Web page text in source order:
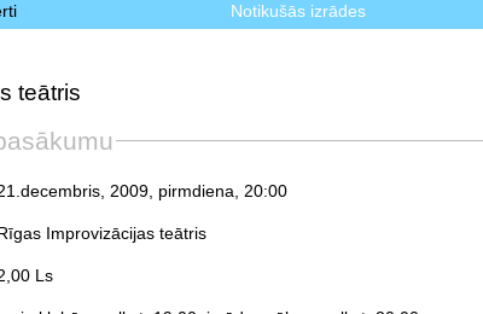
Notikušās izrādes
teātris
2009, pirmdiena , 20:00
Improvizācijas teātris
Ls